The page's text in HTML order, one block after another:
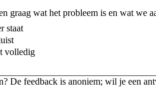
graag wat het probleem is en wat we
staat
volledig
De feedback is anoniem; wil je een